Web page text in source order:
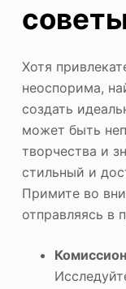
Хотя
неоспорима,
создать
может быть
творчества и
стильный и
Примите во
отправляясь в